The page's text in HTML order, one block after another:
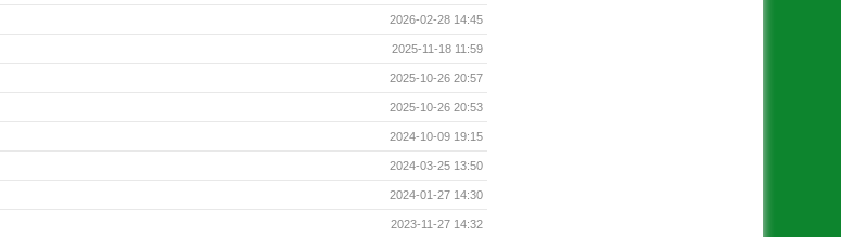
2026-02-28 14:45
2025-11-18 11:59
2025-10-26 20:57
2025-10-26 20:53
2024-10-09 19:15
2024-03-25 13:50
2024-01-27 14:30
2023-11-27 14:32